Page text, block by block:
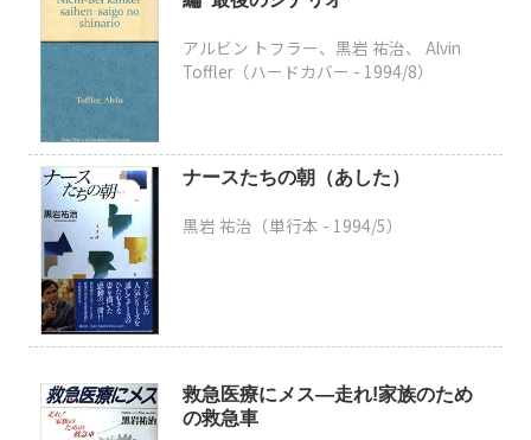
アルビン トフラー、黒岩 祐治、 Alvin
Toffler（ハードカバー - 1994/8）
ナースたちの朝（あした）
黒岩 祐治（単行本 - 1994/5）
救急医療にメス―走れ!家族のため
の救急車